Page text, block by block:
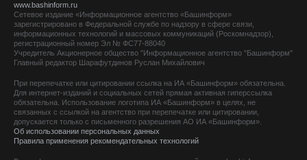
www.bashinform.ru
Сетевое издание «Информационное агентство «Башинформ»
зарегистрировано в Федеральной службе по надзору в сфере связи,
информационных технологий и массовых коммуникаций (Роскомнадзор),
регистрационный номер Эл № ФС77-88040
Учредитель Акционерное общество "Информационное агентство "Башинформ"
Главный редактор Шарафутдинов Руслан Михайлович
При перепечатке или цитировании ссылка на ИА «Башинформ» обязательна.
Для интернет-изданий и социальных сетей прямая активная гиперссылка
обязательна. Использование логотипа ИА «Башинформ» в целях, не
связанных с ссылкой на агентство при перепечатке или цитировании,
допускается только с письменного разрешения АО ИА «Башинформ».
Об использовании персональных данных
Правила применения рекомендательных технологий